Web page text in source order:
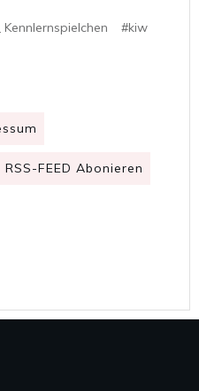
#kiw
RSS-FEED Abonieren